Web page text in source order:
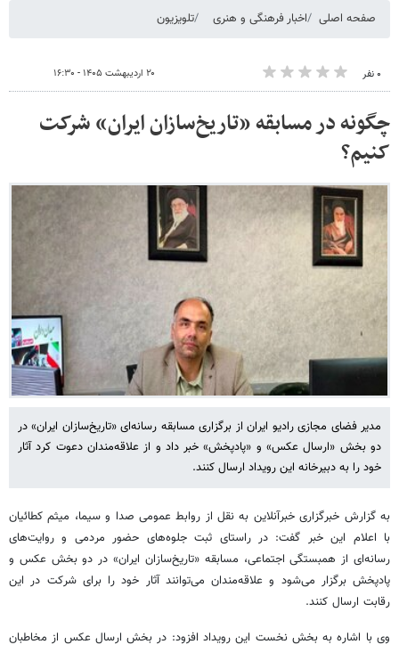
صفحه اصلی اخبار فرهنگی و هنری تلویزیون
۰ نفر ۲۰ اردیبهشت ۱۴۰۵ - ۱۶:۳۰
چگونه در مسابقه «تاریخ‌سازان ایران» شرکت
کنیم؟
مدیر فضای مجازی رادیو ایران از برگزاری مسابقه رسانه‌ای «تاریخ‌سازان ایران» در
دو بخش «ارسال عکس» و «پادپخش» خبر داد و از علاقه‌مندان دعوت کرد آثار
خود را به دبیرخانه این رویداد ارسال کنند.
به گزارش خبرگزاری خبرآنلاین به نقل از روابط عمومی صدا و سیما، میثم کطائیان
با اعلام این خبر گفت: در راستای ثبت جلوه‌های حضور مردمی و روایت‌های
رسانه‌ای از همبستگی اجتماعی، مسابقه «تاریخ‌سازان ایران» در دو بخش عکس و
پادپخش برگزار می‌شود و علاقه‌مندان می‌توانند آثار خود را برای شرکت در این
رقابت ارسال کنند.
وی با اشاره به بخش نخست این رویداد افزود: در بخش ارسال عکس از مخاطبان